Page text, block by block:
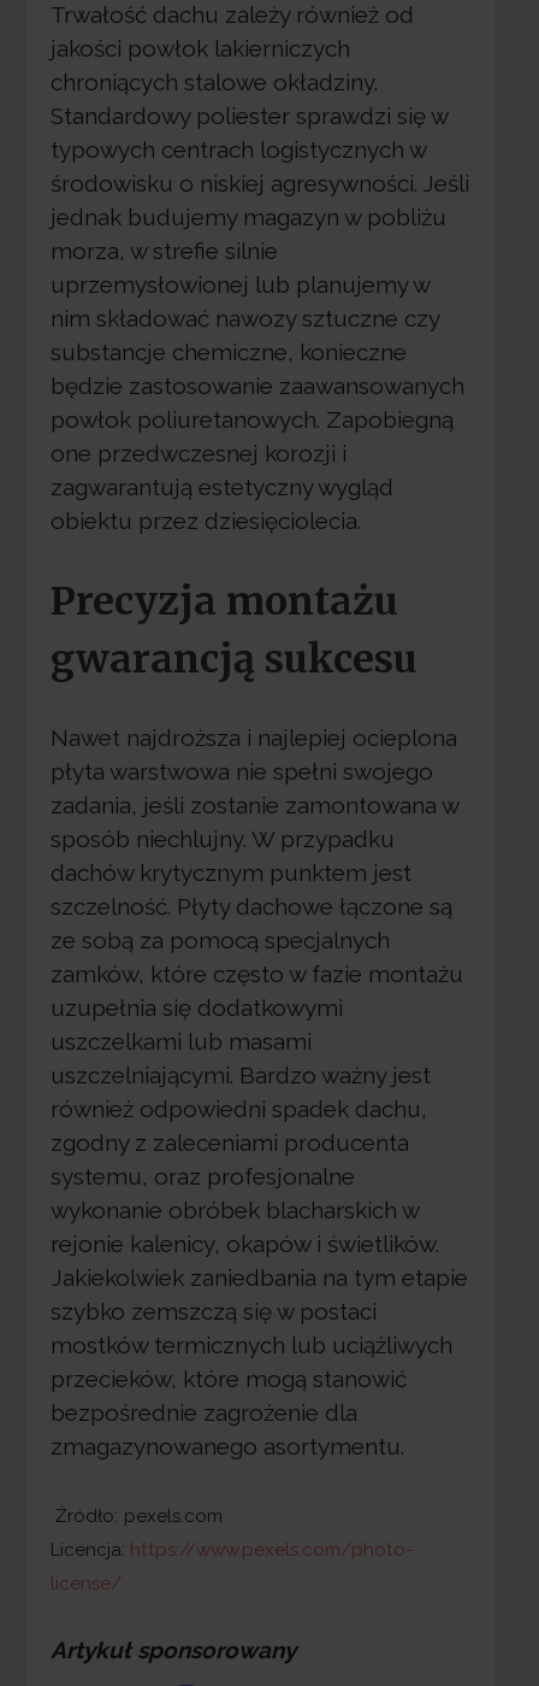
Trwałość dachu zależy również od
jakości powłok lakierniczych
chroniących stalowe okładziny.
Standardowy poliester sprawdzi się w
typowych centrach logistycznych w
środowisku o niskiej agresywności. Jeśli
jednak budujemy magazyn w pobliżu
morza, w strefie silnie
uprzemysłowionej lub planujemy w
nim składować nawozy sztuczne czy
substancje chemiczne, konieczne
będzie zastosowanie zaawansowanych
powłok poliuretanowych. Zapobiegną
one przedwczesnej korozji i
zagwarantują estetyczny wygląd
obiektu przez dziesięciolecia.
Precyzja montażu
gwarancją sukcesu
Nawet najdroższa i najlepiej ocieplona
płyta warstwowa nie spełni swojego
zadania, jeśli zostanie zamontowana w
sposób niechlujny. W przypadku
dachów krytycznym punktem jest
szczelność. Płyty dachowe łączone są
ze sobą za pomocą specjalnych
zamków, które często w fazie montażu
uzupełnia się dodatkowymi
uszczelkami lub masami
uszczelniającymi. Bardzo ważny jest
również odpowiedni spadek dachu,
zgodny z zaleceniami producenta
systemu, oraz profesjonalne
wykonanie obróbek blacharskich w
rejonie kalenicy, okapów i świetlików.
Jakiekolwiek zaniedbania na tym etapie
szybko zemszczą się w postaci
mostków termicznych lub uciążliwych
przecieków, które mogą stanowić
bezpośrednie zagrożenie dla
zmagazynowanego asortymentu.
Źródło: pexels.com
Licencja: https://www.pexels.com/photo-
license/
Artykuł sponsorowany